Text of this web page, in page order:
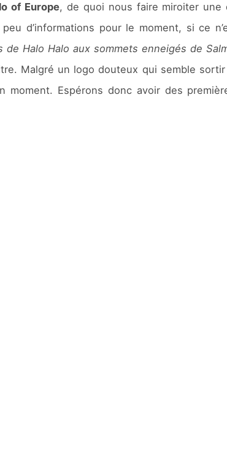
of Europe, de quoi nous faire miroiter une
d’informations pour le moment, si ce
de Halo Halo aux sommets enneigés de
Malgré un logo douteux qui semble
Espérons donc avoir des